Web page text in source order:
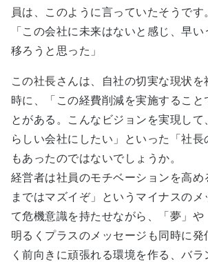
員は、このように言っていたそうです
「この会社に未来はないと感じ、早
移ろうと思った」
この社長さんは、自社の切実な現状を
時に、「この経費削減を実施すること
とがある。こんなビジョンを実現し
らしい会社にしたい」といった「社
もあったのではないでしょうか。
経営者は社員のモチベーションを高め
まではマズイぞ」というマイナスのメ
て危機意識を持たせながら、「夢」や
明るくプラスのメッセージも同時に発
く前向きに頑張れる環境を作る、バ